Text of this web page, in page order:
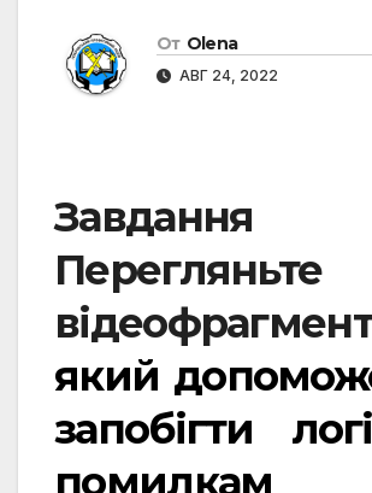
От Olena
АВГ 24, 2022
Перегляньте
відеофрагмент
який
запобігти